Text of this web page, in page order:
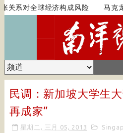
系对全球经济构成风险 马克
民调：新加坡大学生
再成家”
星期二, 三月 05, 2013